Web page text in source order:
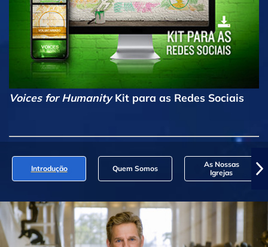
Voices for HumanityKit para as Redes Sociais
Introdução Quem Somos
As Nossas
Igrejas